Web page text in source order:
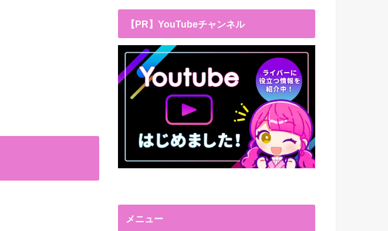
【PR】YouTubeチャンネル
メニュー